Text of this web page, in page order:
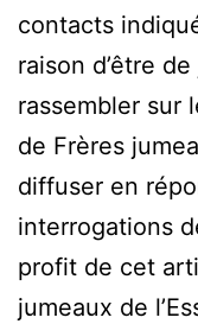
contacts
raison d’être
rassembler sur
de Frères
diffuser en
interrogations
profit de cet
jumeaux de